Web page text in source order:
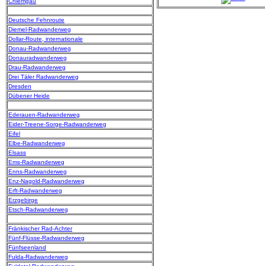
Deutsche Fehnroute
Diemel-Radwanderweg
Dollar-Route, internationale
Donau-Radwanderweg
Donauradwanderweg
Drau-Radwanderweg
Drei Täler Radwanderweg
Dresden
Dübener Heide
Ederauen-Radwanderweg
Eider-Treene-Sorge-Radwanderweg
Eifel
Elbe-Radwanderweg
Elsass
Ems-Radwanderweg
Enns-Radwanderweg
Enz-Nagold-Radwanderweg
Erft-Radwanderweg
Erzgebirge
Etsch-Radwanderweg
Fränkischer Rad-Achter
Fünf-Flüsse-Radwanderweg
Fünfseenland
Fulda-Radwanderweg